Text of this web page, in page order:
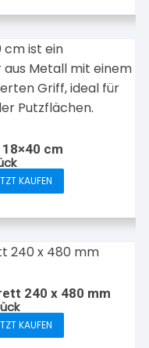
cm
KAUFEN
240 x 480 mm
KAUFEN